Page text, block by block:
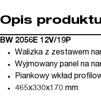
Opis
BW 2056E 12V/19P
Walizka z zestawem
Wyjmowany panel na
Piankowy wkład
465x330x170 mm